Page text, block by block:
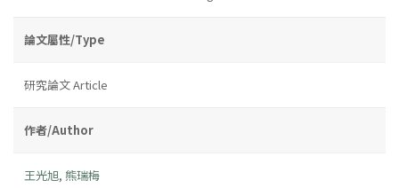
論文屬性/Type
研究論文 Article
作者/Author
王光旭, 熊瑞梅